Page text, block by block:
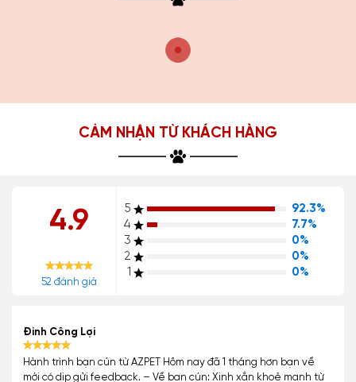
CẢM NHẬN TỪ KHÁCH HÀNG
4.9
52 đánh giá
5
92.3%
4
7.7%
3
0%
2
0%
1
0%
Đinh Công Lợi
Hành trình bạn cún từ AZPET Hôm nay đã 1 tháng hơn bạn về
mới có dịp gửi feedback. – Về bạn cún: Xinh xắn khoẻ mạnh từ